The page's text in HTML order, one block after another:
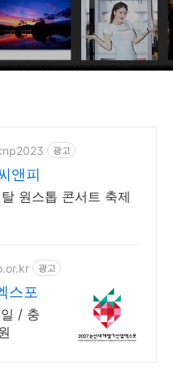
광고
앤피
원스톱 콘서트 축제
광고
스포
/ 충